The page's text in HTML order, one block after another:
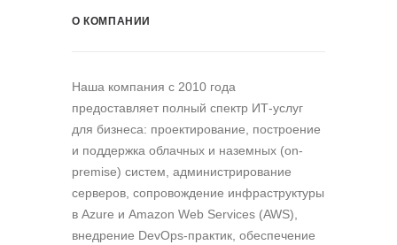
О КОМПАНИИ
Наша компания c 2010 года
предоставляет полный спектр ИТ-услуг
для бизнеса: проектирование, построение
и поддержка облачных и наземных (on-
premise) систем, администрирование
серверов, сопровождение инфраструктуры
в Azure и Amazon Web Services (AWS),
внедрение DevOps-практик, обеспечение